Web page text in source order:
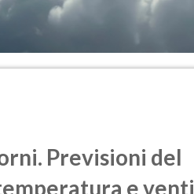
Previsioni del
e venti